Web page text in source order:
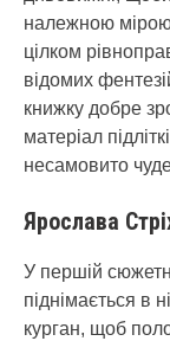
належною мірою
цілком
відомих
книжку добре
матеріал
несамовито
Ярослава
У першій
піднімається в
курган, щоб